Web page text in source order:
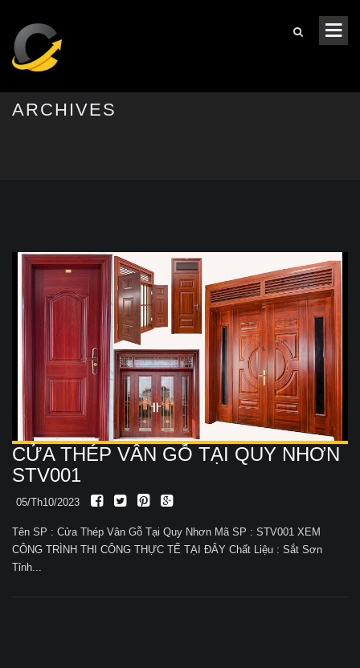
ARCHIVES
CỬA THÉP VÂN GỖ TẠI QUY NHƠN
STV001
05/Th10/2023
Tên SP : Cửa Thép Vân Gỗ Tại Quy Nhơn Mã SP : STV001 XEM
CÔNG TRÌNH THI CÔNG THỰC TẾ TẠI ĐÂY Chất Liệu : Sắt Sơn
Tỉnh...